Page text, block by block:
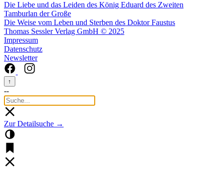
Die Liebe und das Leiden des König Eduard des Zweiten
Tamburlan der Große
Die Weise vom Leben und Sterben des Doktor Faustus
Thomas Sessler Verlag GmbH © 2025
Impressum
Datenschutz
Newsletter
↑
--
Zur Detailsuche →